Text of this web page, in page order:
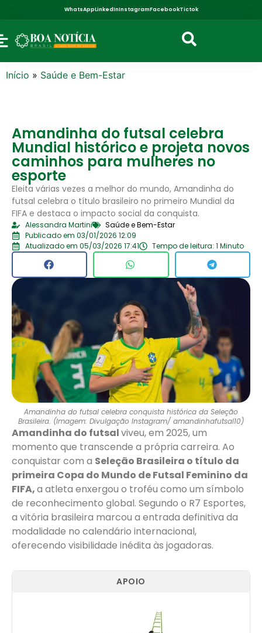
WhatsAppLinkedInInstagramFacebookTictok
Início » Saúde e Bem-Estar
Amandinha do futsal celebra
Mundial histórico e projeta novos
caminhos para mulheres no
esporte
Eleita várias vezes a melhor do mundo, Amandinha do
futsal celebra o título brasileiro no primeiro Mundial da
FIFA e destaca o impacto social da conquista.
Alessandra Martini
Saúde e Bem-Estar
Publicado em 03/01/2026 12:09
Atualizado em 05/03/2026 17:41
Tempo de leitura: 1 Minuto
Amandinha do futsal celebra conquista histórica da Seleção
Brasileira. (Imagem: Divulgação Instagram/ amandinhafutsal10)
Amandinha do futsalviveu, em 2025, um
momento que transcende a própria carreira. Ao
conquistar com a Seleção Brasileira o título da
primeira Copa do Mundo de Futsal Feminino da
FIFA,a atleta enxergou o troféu como um símbolo
de reconhecimento global. Segundo o R7 Esportes,
a vitória brasileira marcou a entrada definitiva da
modalidade no calendário internacional,
oferecendo visibilidade inédita às jogadoras.
APOIO